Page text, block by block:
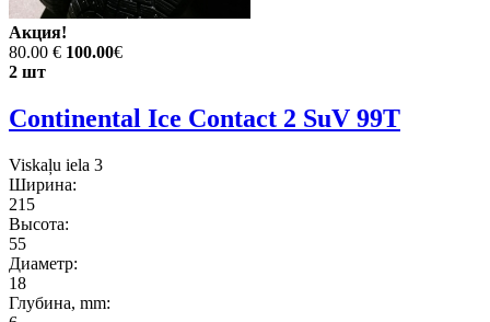
Акция!
80.00 € 100.00€
2 шт
Continental Ice Contact 2 SuV 99T
Viskaļu iela 3
Ширина:
215
Высота:
55
Диаметр:
18
Глубина, mm: